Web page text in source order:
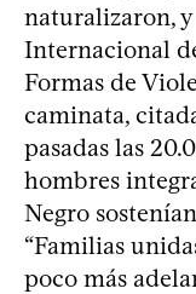
naturalizaron,
Internacional
Formas de
caminata,
pasadas las
hombres
Negro
“Familias
poco más